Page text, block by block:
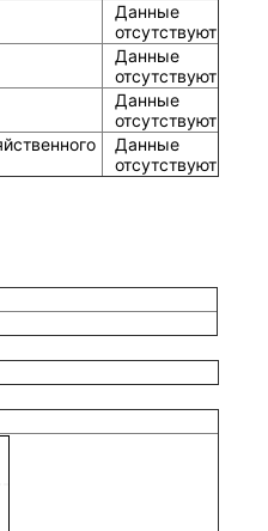
Данные
отсутствуют
Данные
отсутствуют
Данные
отсутствуют
Данные
отсутствуют